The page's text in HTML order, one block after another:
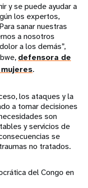
y se puede ayudar a
los expertos,
sanar nuestras
a nosotros
a los demás”,
defensora de
.
los ataques y la
a tomar decisiones
son
y servicios de
se
no tratados.
del Congo en